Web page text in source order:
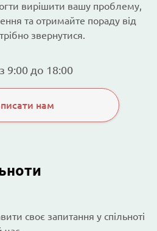
вирішити вашу проблему,
та отримайте пораду від
звернутися.
з 9:00 до 18:00
нам
своє запитання у спільноті